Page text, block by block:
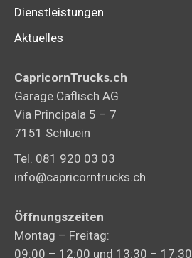
Dienstleistungen
Aktuelles
CapricornTrucks.ch
Garage Caflisch AG
Via Principala 5 – 7
7151 Schluein
Tel. 081 920 03 03
info@capricorntrucks.ch
Öffnungszeiten
Montag – Freitag:
09:00 – 12:00 und 13:30 – 17:30